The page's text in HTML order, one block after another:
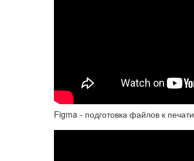
Figma - подготовка файлов к печати